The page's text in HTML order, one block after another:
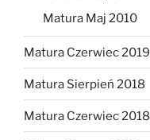
Matura Maj 2010
Matura Czerwiec 2019
Matura Sierpień 2018
Matura Czerwiec 2018